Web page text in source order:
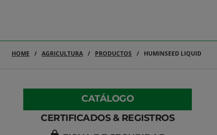
HOME AGRICULTURA PRODUCTOS HUMINSEED LIQUID
CATÁLOGO
CERTIFICADOS & REGISTROS